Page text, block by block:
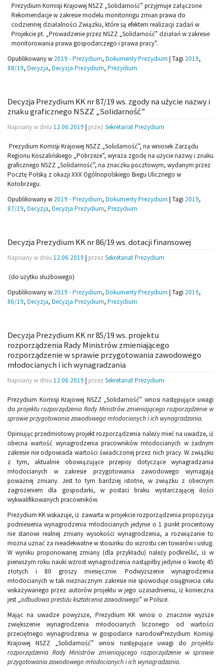
Prezydium Komisji Krajowej NSZZ „Solidarność” przyjmuje załączone
Rekomendacje w zakresie modelu monitoringu zmian prawa do
codziennej działalności Związku, które są efektem realizacji zadań w
Projekcie pt. „Prowadzenie przez NSZZ „Solidarność” działań w zakresie
monitorowania prawa gospodarczego i prawa pracy”.
Opublikowany w 2019 - Prezydium, Dokumenty Prezydium | Tagi 2019,
88/19, Decyzja, Decyzja Prezydium, Prezydium
Decyzja Prezydium KK nr 87/19 ws. zgody na użycie nazwy i
znaku graficznego NSZZ „Solidarność”
Napisany w dniu 12.06.2019 | przez Sekretariat Prezydium
Prezydium Komisji Krajowej NSZZ „Solidarność”, na wniosek Zarządu
Regionu Koszalińskiego „Pobrzeże”, wyraża zgodę na użycie nazwy i znaku
graficznego NSZZ „Solidarność”, na znaczku pocztowym, wydanym przez
Pocztę Polską z okazji XXX Ogólnopolskiego Biegu Ulicznego w
Kołobrzegu.
Opublikowany w 2019 - Prezydium, Dokumenty Prezydium | Tagi 2019,
87/19, Decyzja, Decyzja Prezydium, Prezydium
Decyzja Prezydium KK nr 86/19 ws. dotacji finansowej
Napisany w dniu 12.06.2019 | przez Sekretariat Prezydium
(do użytku służbowego)
Opublikowany w 2019 - Prezydium, Dokumenty Prezydium | Tagi 2019,
86/19, Decyzja, Decyzja Prezydium, Prezydium
Decyzja Prezydium KK nr 85/19 ws. projektu
rozporządzenia Rady Ministrów zmieniającego
rozporządzenie w sprawie przygotowania zawodowego
młodocianych i ich wynagradzania
Napisany w dniu 12.06.2019 | przez Sekretariat Prezydium
Prezydium Komisji Krajowej NSZZ „Solidarność” wnosi następujące uwagi
do projektu rozporządzenia Rady Ministrów zmieniającego rozporządzenie w
sprawie przygotowania zawodowego młodocianych i ich wynagradzania.
Opiniując przedmiotowy projekt rozporządzenia należy mieć na uwadze, iż
obecna wartość wynagrodzenia pracowników młodocianych w żadnym
zakresie nie odpowiada wartości świadczonej przez nich pracy. W związku
z tym, aktualnie obowiązujące przepisy dotyczące wynagradzania
młodocianych w zakresie przygotowania zawodowego wymagają
poważnej zmiany. Jest to tym bardziej istotne, w związku z obecnym
zagrożeniem dla gospodarki, w postaci braku wystarczającej ilości
wykwalifikowanych pracowników.
Prezydium KK wskazuje, iż zawarta w projekcie rozporządzenia propozycja
podniesienia wynagrodzenia młodocianych jedynie o 1 punkt procentowy
nie stanowi realnej zmiany wysokości wynagrodzenia, a rozwiązanie to
można uznać za nieadekwatne w stosunku do wzrostu cen towarów i usług.
W wyniku proponowanej zmiany (dla przykładu) należy podkreślić, iż w
pierwszym roku nauki wzrost wynagrodzenia nastąpiłby jedynie o kwotę 45
złotych i 80 groszy miesięcznie. Podwyższenie wynagrodzenia
młodocianych w tak nieznacznym zakresie nie spowoduje osiągniecia celu
wskazywanego przez autorów projektu w jego uzasadnieniu, iż konieczna
jest „odbudowa prestiżu kształcenia zawodowego” w Polsce.
Mając na uwadze powyższe, Prezydium KK wnosi o znacznie wyższe
zwiększenie wynagrodzenia młodocianych liczonego od wartości
przeciętnego wynagrodzenia w gospodarce narodowPrezydium Komisji
Krajowej NSZZ „Solidarność” wnosi następujące uwagi do projektu
rozporządzenia Rady Ministrów zmieniającego rozporządzenie w sprawie
przygotowania zawodowego młodocianych i ich wynagradzania.